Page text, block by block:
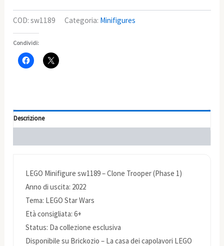
COD:sw1189 Categoria: Minifigures
Condividi:
Descrizione
LEGO Minifigure sw1189 – Clone Trooper (Phase 1)
Anno di uscita: 2022
Tema: LEGO Star Wars
Età consigliata: 6+
Status: Da collezione esclusiva
Disponibile su Brickozio – La casa dei capolavori LEGO